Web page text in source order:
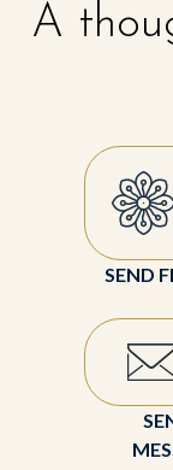
A
SEND